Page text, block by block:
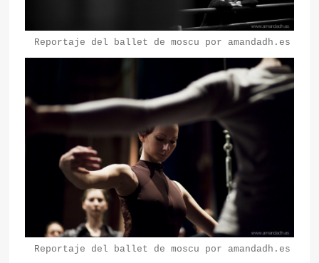
Reportaje del ballet de moscu por amandadh.es
Reportaje del ballet de moscu por amandadh.es